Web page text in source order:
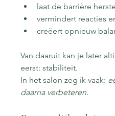
laat de barrière
vermindert reacties
creëert opnieuw
Van daaruit kan je later
eerst: stabiliteit.
In het salon zeg ik vaak:
daarna verbeteren.